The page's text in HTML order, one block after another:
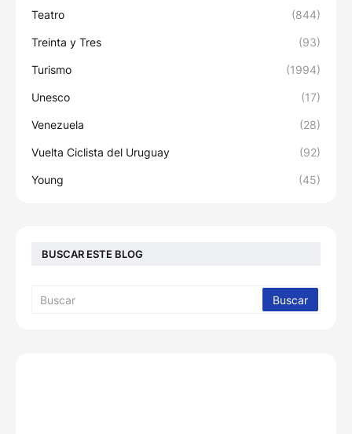
Teatro (844)
Treinta y Tres (93)
Turismo (1994)
Unesco (17)
Venezuela (28)
Vuelta Ciclista del Uruguay (92)
Young (45)
BUSCAR ESTE BLOG